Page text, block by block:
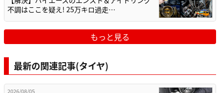
不調はここを疑え! 25万キロ過走…
もっと見る
最新の関連記事(タイヤ)
2026/08/05